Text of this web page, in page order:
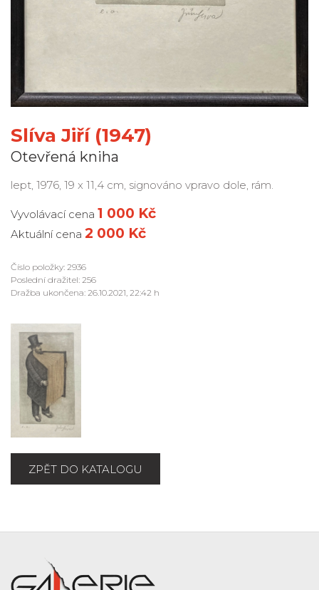
Slíva Jiří (1947)
Otevřená kniha
lept, 1976, 19 x 11,4 cm, signováno vpravo dole, rám.
Vyvolávací cena 1 000 Kč
Aktuální cena 2 000 Kč
Číslo položky: 2936
Poslední dražitel: 256
Dražba ukončena: 26.10.2021, 22:42 h
ZPĚT DO KATALOGU